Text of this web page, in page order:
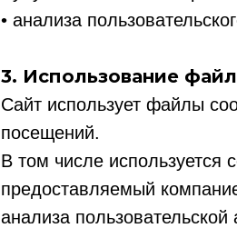
• анализа
3. Использование
Сайт использует файлы
посещений.
В том числе используется
предоставляемый
анализа пользовательской